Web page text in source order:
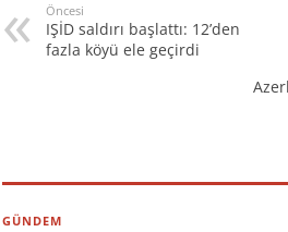
Öncesi
IŞİD saldırı başlattı: 12’den
fazla köyü ele geçirdi
GÜNDEM